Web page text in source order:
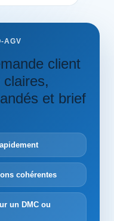
AGV
client
et brief
cohérentes
un DMC ou